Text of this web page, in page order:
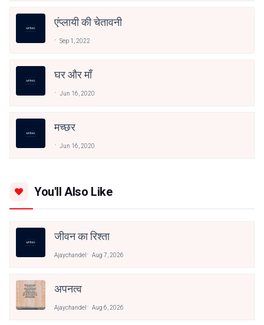
एंप्लायी की चेतावनी
Sep 1, 2022
घर और माँ
Jun 16, 2020
मच्छर
Jun 16, 2020
You'll Also Like
जीवन का रिश्ता
Ajaychandel Aug 7, 2026
अपनत्व
Ajaychandel Aug 6, 2026